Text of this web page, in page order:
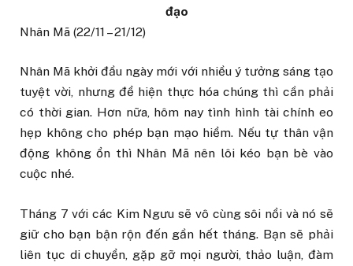
đạo
Nhân Mã (22/11 – 21/12)
Nhân Mã khởi đầu ngày mới với nhiều ý tưởng sáng tạo
tuyệt vời, nhưng để hiện thực hóa chúng thì cần phải
có thời gian. Hơn nữa, hôm nay tình hình tài chính eo
hẹp không cho phép bạn mạo hiểm. Nếu tự thân vận
động không ổn thì Nhân Mã nên lôi kéo bạn bè vào
cuộc nhé.
Tháng 7 với các Kim Ngưu sẽ vô cùng sôi nổi và nó sẽ
giữ cho bạn bận rộn đến gần hết tháng. Bạn sẽ phải
liên tục di chuyển, gặp gỡ mọi người, thảo luận, đàm